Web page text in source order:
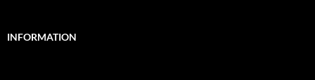
INFORMATION